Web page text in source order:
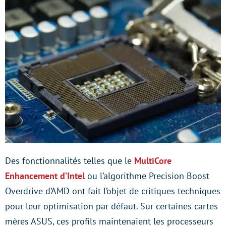
Des fonctionnalités telles que le MultiCore
Enhancement d’Intelou l’algorithme Precision Boost
Overdrive d’AMD ont fait l’objet de critiques techniques
pour leur optimisation par défaut. Sur certaines cartes
mères ASUS, ces profils maintenaient les processeurs